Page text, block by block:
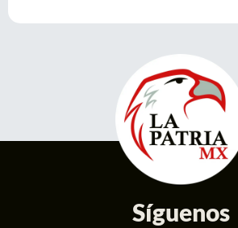
Síguenos